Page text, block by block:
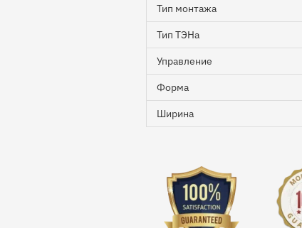
Тип монтажа
Тип ТЭНа
Управление
Форма
Ширина